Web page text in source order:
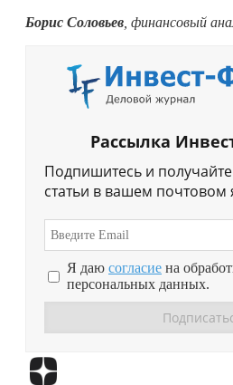
Борис Соловьев , финансовый
Рассылка
Подпишитесь и
статьи в вашем почтовом
Я даю согласие на
персональных данных.